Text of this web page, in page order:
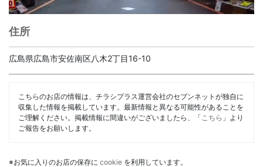
住所
広島県広島市安佐南区八木2丁目16-10
こちらのお店の情報は、チラシプラス運営会社のセブンネットが独自に
収集した情報を掲載しています。最新情報と異なる可能性があることを
ご理解ください。掲載情報に間違いがございましたら、「 こちら 」より
ご報告をお願いします。
※お気に入りのお店の保存に cookie を利用しています。